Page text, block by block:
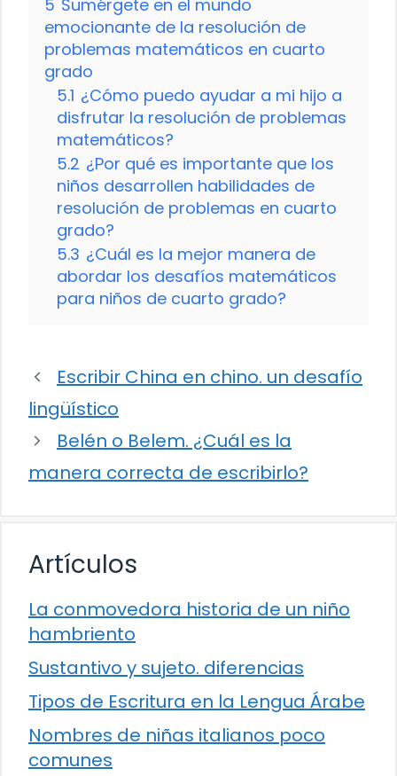
5 Sumérgete en el mundo
emocionante de la resolución de
problemas matemáticos en cuarto
grado
5.1 ¿Cómo puedo ayudar a mi hijo a
disfrutar la resolución de problemas
matemáticos?
5.2 ¿Por qué es importante que los
niños desarrollen habilidades de
resolución de problemas en cuarto
grado?
5.3 ¿Cuál es la mejor manera de
abordar los desafíos matemáticos
para niños de cuarto grado?
Escribir China en chino. un desafío
lingüístico
Belén o Belem. ¿Cuál es la
manera correcta de escribirlo?
Artículos
La conmovedora historia de un niño
hambriento
Sustantivo y sujeto. diferencias
Tipos de Escritura en la Lengua Árabe
Nombres de niñas italianos poco
comunes